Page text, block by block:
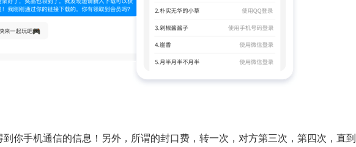
你手机通信的信息！另外，所谓的封口费，转一次，对方第三次，第四次，直